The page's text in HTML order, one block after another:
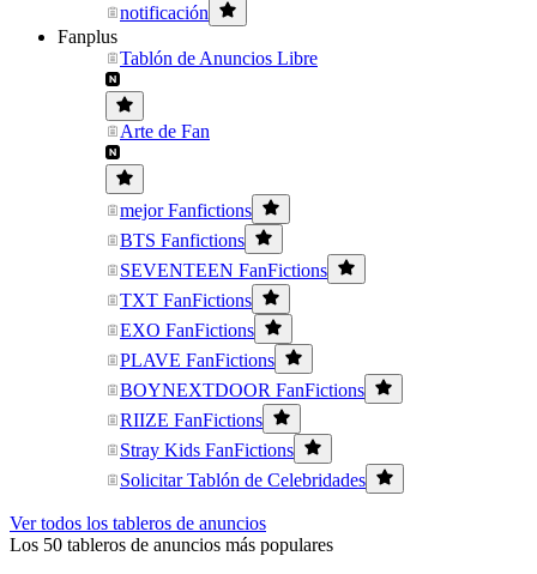
notificación
Fanplus
Tablón de Anuncios Libre
Arte de Fan
mejor Fanfictions
BTS Fanfictions
SEVENTEEN FanFictions
TXT FanFictions
EXO FanFictions
PLAVE FanFictions
BOYNEXTDOOR FanFictions
RIIZE FanFictions
Stray Kids FanFictions
Solicitar Tablón de Celebridades
Ver todos los tableros de anuncios
Los 50 tableros de anuncios más populares